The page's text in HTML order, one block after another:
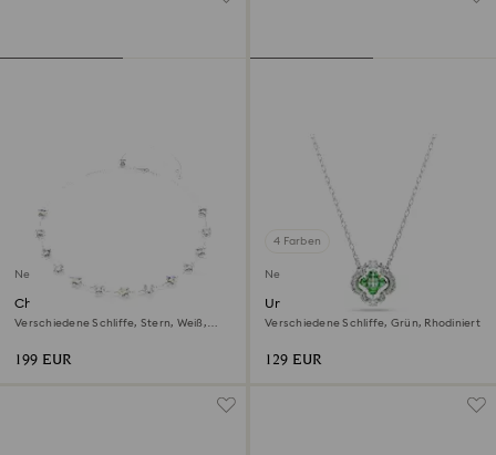
Neu
Chroma Halskette
Verschiedene Schliffe, Stern, Weiß,
199 EUR
4 Farben
Neu
Una Angelic Anhänger
Verschiedene Schliffe, Grün, Rhodiniert
129 EUR